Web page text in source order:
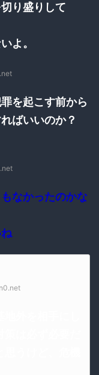
り盛りして
よ。
を起こす前から
ばいいのか？
なかったのかな